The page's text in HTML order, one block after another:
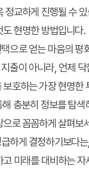
정교하게 진행될 수
현명한 방법입니다.
으로 얻는 마음의 평
출이 아니라, 언제
호하는 가장 현명한
충분히 정보를 탐색
로 꼼꼼하게 살펴보
하게 결정하기보다
미래를 대비하는 자